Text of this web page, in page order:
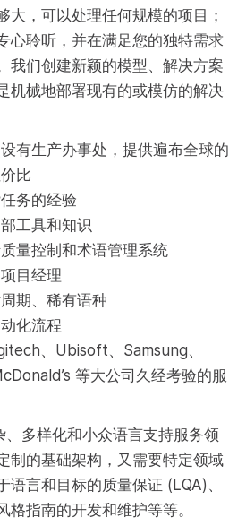
大，可以处理任何规模的项目；
心聆听，并在满足您的独特需求
我们创建新颖的模型、解决方案
机械地部署现有的或模仿的解决
有生产办事处，提供遍布全球的
比
务的经验
工具和知识
量控制和术语管理系统
目经理
期、稀有语种
化流程
、Ubisoft、Samsung、
等大公司久经考验的服
多样化和小众语言支持服务领
制的基础架构，又需要特定领域
语言和目标的质量保证 (LQA)、
格指南的开发和维护等等。